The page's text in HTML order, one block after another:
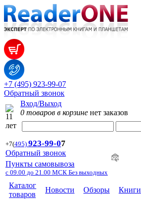
+7 (495) 923-99-07
Обратный звонок
Вход/Выход
0 товаров в корзине нет заказов
+7(495) 923-99-07
Обратный звонок
Пункты самовывоза
с 09.00 до 21.00 МСК Без выходных
Каталог
товаров
Новости Обзоры Книги